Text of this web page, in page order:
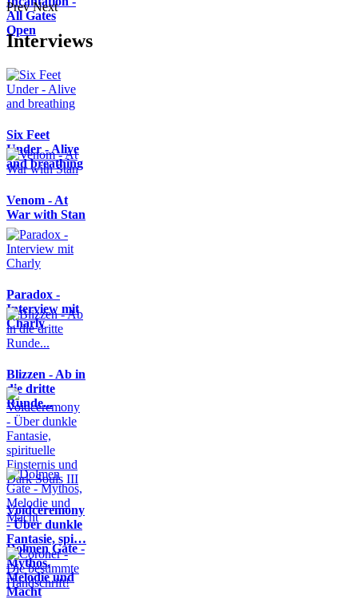
All Gates
Open
Prev Next
Interviews
Six Feet
Under - Alive
and breathing
Venom - At
War with Stan
Paradox -
Interview mit
Charly
Blizzen - Ab in
die dritte
Runde...
Voidceremony
- Über dunkle
Fantasie, spi…
Dolmen Gate -
Mythos,
Melodie und
Macht